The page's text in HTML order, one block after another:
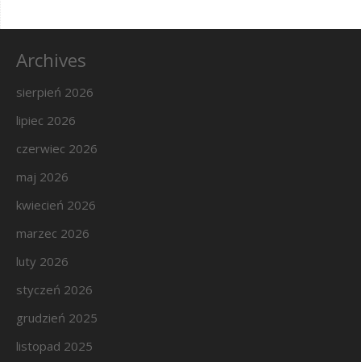
Archives
sierpień 2026
lipiec 2026
czerwiec 2026
maj 2026
kwiecień 2026
marzec 2026
luty 2026
styczeń 2026
grudzień 2025
listopad 2025